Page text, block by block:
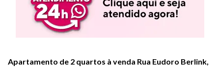
Apartamento de 2 quartos à venda Rua Eudoro Berlink,